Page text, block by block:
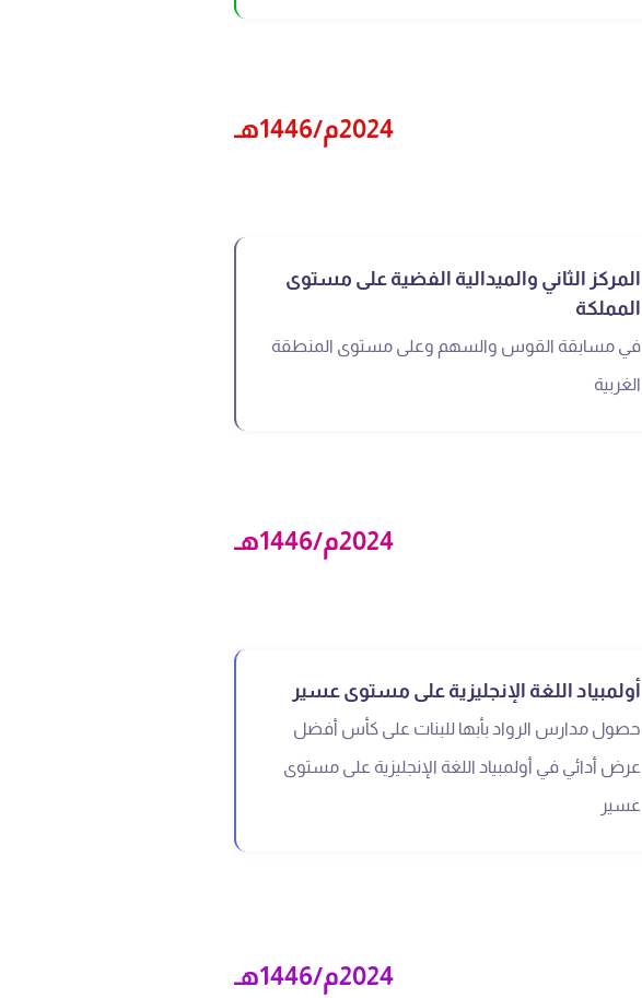
2024م/1446هـ
المركز الثاني والميدالية الفضية على مستوى
المملكة
في مسابقة القوس والسهم وعلى مستوى المنطقة
الغربية
2024م/1446هـ
أولمبياد اللغة الإنجليزية على مستوى عسير
حصول مدارس الرواد بأبها للبنات على كأس أفضل
عرض أدائي في أولمبياد اللغة الإنجليزية على مستوى
عسير
2024م/1446هـ